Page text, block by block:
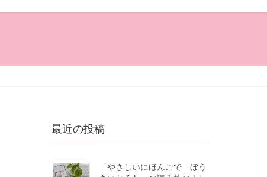
最近の投稿
「やさしいにほんごで ぼう